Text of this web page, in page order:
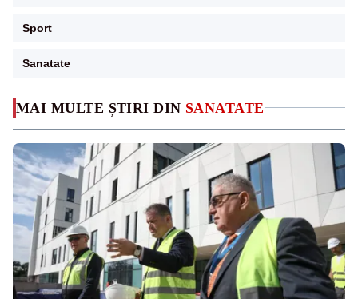
MAI MULTE ȘTIRI DIN SANATATE
Sport
Sanatate